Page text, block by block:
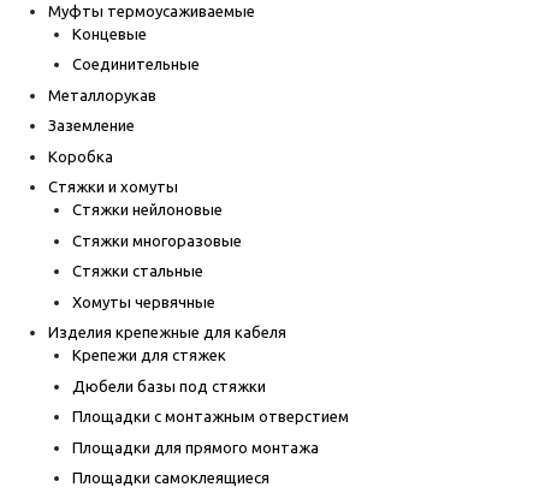
Муфты термоусаживаемые
Концевые
Соединительные
Металлорукав
Заземление
Коробка
Стяжки и хомуты
Стяжки нейлоновые
Стяжки многоразовые
Стяжки стальные
Хомуты червячные
Изделия крепежные для кабеля
Крепежи для стяжек
Дюбели базы под стяжки
Площадки с монтажным отверстием
Площадки для прямого монтажа
Площадки самоклеящиеся